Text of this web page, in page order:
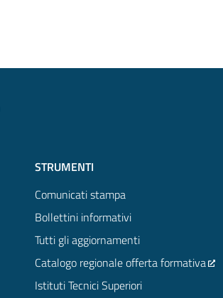
STRUMENTI
Comunicati stampa
Bollettini informativi
Tutti gli aggiornamenti
Catalogo regionale offerta formativa
Istituti Tecnici Superiori